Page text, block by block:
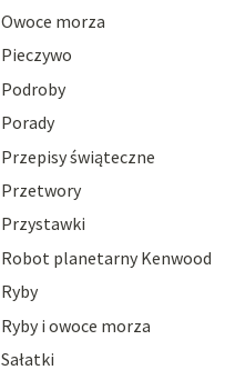
Owoce morza
Pieczywo
Podroby
Porady
Przepisy świąteczne
Przetwory
Przystawki
Robot planetarny Kenwood
Ryby
Ryby i owoce morza
Sałatki